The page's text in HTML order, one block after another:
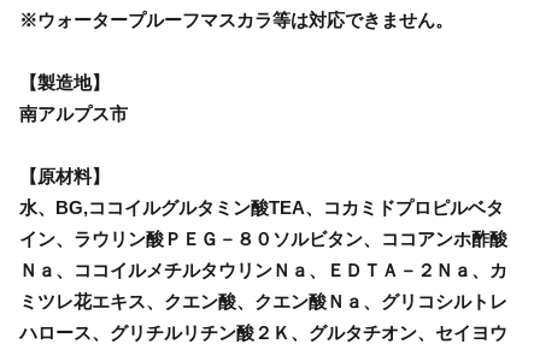
※ウォータープルーフマスカラ等は対応できません。
【製造地】
南アルプス市
【原材料】
水、BG,ココイルグルタミン酸TEA、コカミドプロピルベタ
イン、ラウリン酸ＰＥＧ－８０ソルビタン、ココアンホ酢酸
Ｎａ、ココイルメチルタウリンＮａ、ＥＤＴＡ－２Ｎａ、カ
ミツレ花エキス、クエン酸、クエン酸Ｎａ、グリコシルトレ
ハロース、グリチルリチン酸２Ｋ、グルタチオン、セイヨウ